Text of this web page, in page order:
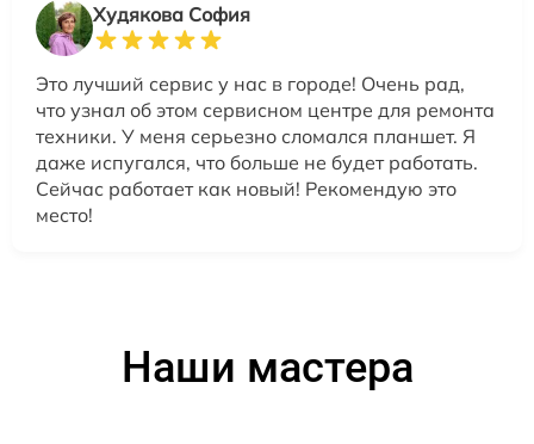
Худякова София
Это лучший сервис у нас в городе! Очень рад,
что узнал об этом сервисном центре для ремонта
техники. У меня серьезно сломался планшет. Я
даже испугался, что больше не будет работать.
Сейчас работает как новый! Рекомендую это
место!
Наши мастера